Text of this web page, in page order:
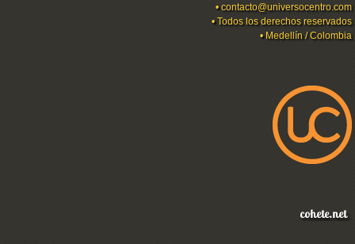
•contacto@universocentro.com
• Todos los derechos reservados
• Medellín / Colombia